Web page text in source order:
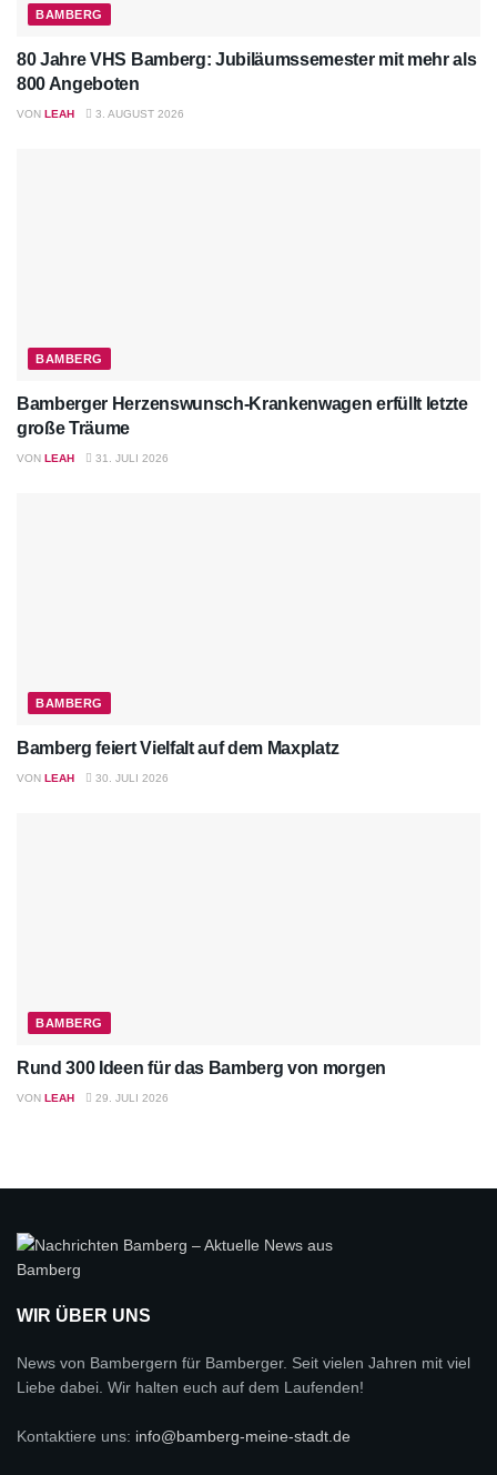
BAMBERG
80 Jahre VHS Bamberg: Jubiläumssemester mit mehr als
800 Angeboten
VON LEAH 3. AUGUST 2026
BAMBERG
Bamberger Herzenswunsch-Krankenwagen erfüllt letzte
große Träume
VON LEAH 31. JULI 2026
BAMBERG
Bamberg feiert Vielfalt auf dem Maxplatz
VON LEAH 30. JULI 2026
BAMBERG
Rund 300 Ideen für das Bamberg von morgen
VON LEAH 29. JULI 2026
WIR ÜBER UNS
News von Bambergern für Bamberger. Seit vielen Jahren mit viel
Liebe dabei. Wir halten euch auf dem Laufenden!
Kontaktiere uns: info@bamberg-meine-stadt.de